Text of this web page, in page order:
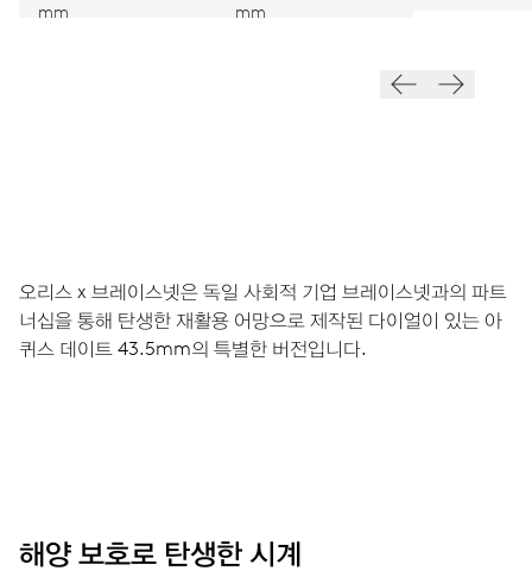
mm
mm
오리스 x 브레이스넷은 독일 사회적 기업 브레이스넷과의 파트
너십을 통해 탄생한 재활용 어망으로 제작된 다이얼이 있는 아
퀴스 데이트 43.5mm의 특별한 버전입니다.
해양 보호로 탄생한 시계